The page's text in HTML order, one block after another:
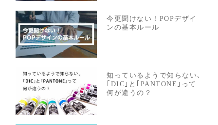
今更聞けない！POPデザイ
ンの基本ルール
知っているようで知らない､
｢DIC｣と｢PANTONE｣って
何が違うの？